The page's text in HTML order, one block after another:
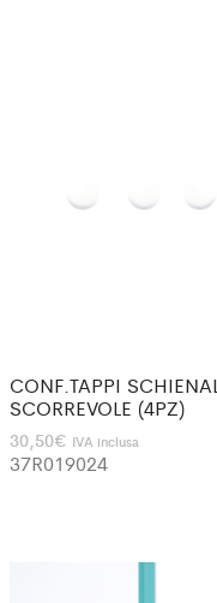
CONF.TAPPI
SCORREVOLE (4PZ)
30,50€ IVA inclusa
37R019024